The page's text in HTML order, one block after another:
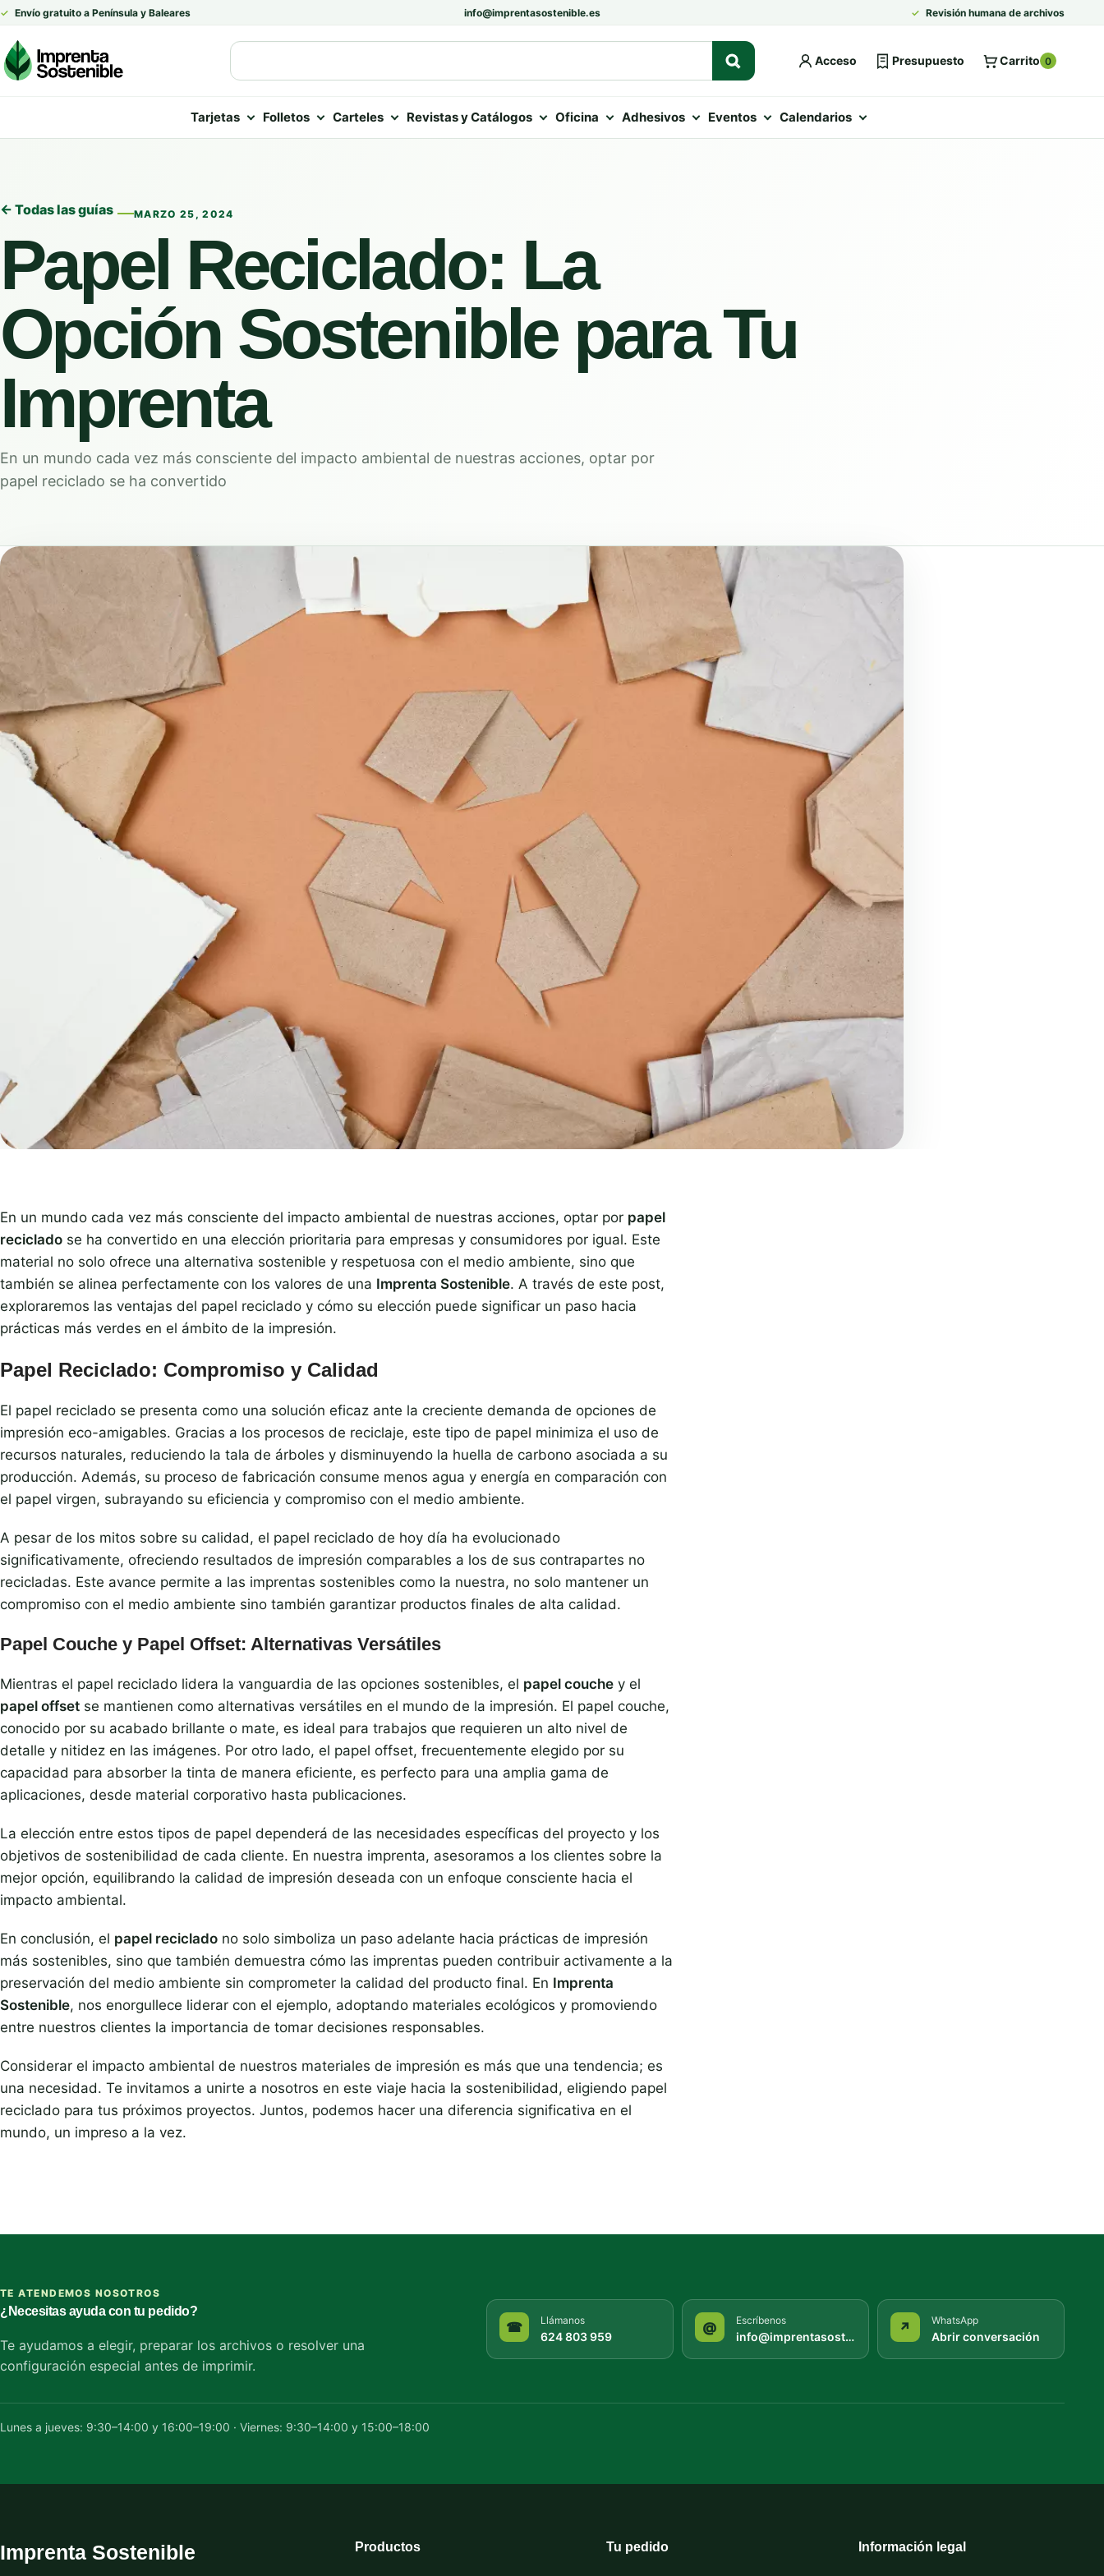
✓ Envío gratuito a Península y Baleares info@imprentasostenible.es ✓ Revisión humana de archivos
Acceso Presupuesto Carrito 0
Tarjetas Folletos Carteles Revistas y Catálogos Oficina Adhesivos Eventos Calendarios
← Todas las guías MARZO 25, 2024
Papel Reciclado: La
Opción Sostenible para Tu
Imprenta
En un mundo cada vez más consciente del impacto ambiental de nuestras acciones, optar por
papel reciclado se ha convertido
En un mundo cada vez más consciente del impacto ambiental de nuestras acciones, optar por papel
reciclado se ha convertido en una elección prioritaria para empresas y consumidores por igual. Este
material no solo ofrece una alternativa sostenible y respetuosa con el medio ambiente, sino que
también se alinea perfectamente con los valores de una Imprenta Sostenible. A través de este post,
exploraremos las ventajas del papel reciclado y cómo su elección puede significar un paso hacia
prácticas más verdes en el ámbito de la impresión.
Papel Reciclado: Compromiso y Calidad
El papel reciclado se presenta como una solución eficaz ante la creciente demanda de opciones de
impresión eco-amigables. Gracias a los procesos de reciclaje, este tipo de papel minimiza el uso de
recursos naturales, reduciendo la tala de árboles y disminuyendo la huella de carbono asociada a su
producción. Además, su proceso de fabricación consume menos agua y energía en comparación con
el papel virgen, subrayando su eficiencia y compromiso con el medio ambiente.
A pesar de los mitos sobre su calidad, el papel reciclado de hoy día ha evolucionado
significativamente, ofreciendo resultados de impresión comparables a los de sus contrapartes no
recicladas. Este avance permite a las imprentas sostenibles como la nuestra, no solo mantener un
compromiso con el medio ambiente sino también garantizar productos finales de alta calidad.
Papel Couche y Papel Offset: Alternativas Versátiles
Mientras el papel reciclado lidera la vanguardia de las opciones sostenibles, el papel couche y el
papel offset se mantienen como alternativas versátiles en el mundo de la impresión. El papel couche,
conocido por su acabado brillante o mate, es ideal para trabajos que requieren un alto nivel de
detalle y nitidez en las imágenes. Por otro lado, el papel offset, frecuentemente elegido por su
capacidad para absorber la tinta de manera eficiente, es perfecto para una amplia gama de
aplicaciones, desde material corporativo hasta publicaciones.
La elección entre estos tipos de papel dependerá de las necesidades específicas del proyecto y los
objetivos de sostenibilidad de cada cliente. En nuestra imprenta, asesoramos a los clientes sobre la
mejor opción, equilibrando la calidad de impresión deseada con un enfoque consciente hacia el
impacto ambiental.
En conclusión, el papel reciclado no solo simboliza un paso adelante hacia prácticas de impresión
más sostenibles, sino que también demuestra cómo las imprentas pueden contribuir activamente a la
preservación del medio ambiente sin comprometer la calidad del producto final. En Imprenta
Sostenible, nos enorgullece liderar con el ejemplo, adoptando materiales ecológicos y promoviendo
entre nuestros clientes la importancia de tomar decisiones responsables.
Considerar el impacto ambiental de nuestros materiales de impresión es más que una tendencia; es
una necesidad. Te invitamos a unirte a nosotros en este viaje hacia la sostenibilidad, eligiendo papel
reciclado para tus próximos proyectos. Juntos, podemos hacer una diferencia significativa en el
mundo, un impreso a la vez.
TE ATENDEMOS NOSOTROS
¿Necesitas ayuda con tu pedido?
Te ayudamos a elegir, preparar los archivos o resolver una
configuración especial antes de imprimir.
☎ Llámanos
624 803 959
@ Escríbenos
info@imprentasostenible.es
↗ WhatsApp
Abrir conversación
Lunes a jueves: 9:30–14:00 y 16:00–19:00 · Viernes: 9:30–14:00 y 15:00–18:00
Imprenta Sostenible Productos Tu pedido Información legal